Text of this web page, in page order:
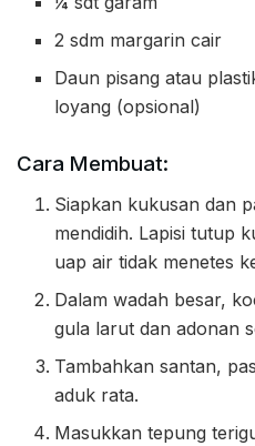
2 sdm margarin cair
Daun pisang atau
loyang (opsional)
Cara Membuat:
Siapkan kukusan dan
mendidih. Lapisi tutup
uap air tidak menetes
Dalam wadah besar,
gula larut dan adonan
Tambahkan santan,
aduk rata.
Masukkan tepung